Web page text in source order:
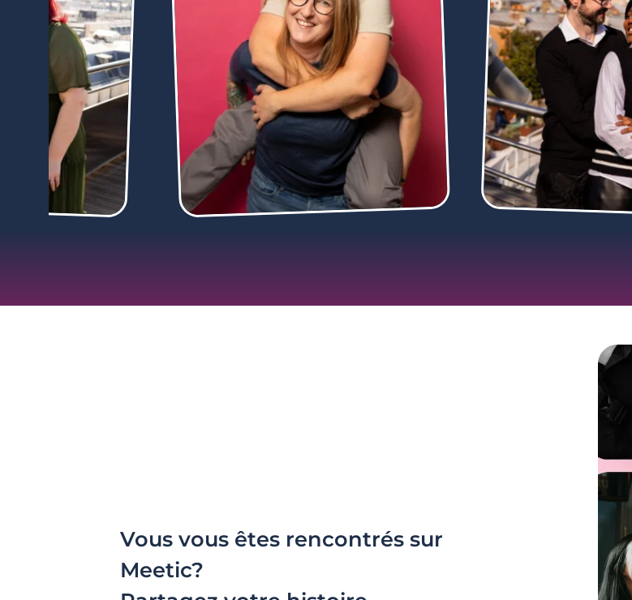
Vous vous êtes rencontrés sur
Meetic?